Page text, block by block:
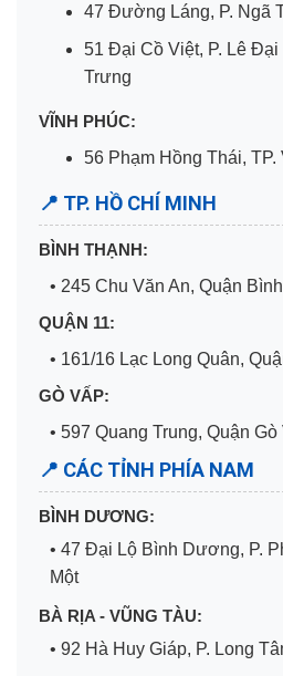
47 Đường Láng, P. Ngã
51 Đại Cồ Việt, P. Lê Đại
Trưng
VĨNH PHÚC:
56 Phạm Hồng Thái, TP.
📍 TP. HỒ CHÍ MINH
BÌNH THẠNH:
• 245 Chu Văn An, Quận
QUẬN 11:
• 161/16 Lạc Long Quân,
GÒ VẤP:
• 597 Quang Trung, Quận Gò
📍 CÁC TỈNH PHÍA NAM
BÌNH DƯƠNG:
• 47 Đại Lộ Bình Dương, P.
Một
BÀ RỊA - VŨNG TÀU:
• 92 Hà Huy Giáp, P. Long